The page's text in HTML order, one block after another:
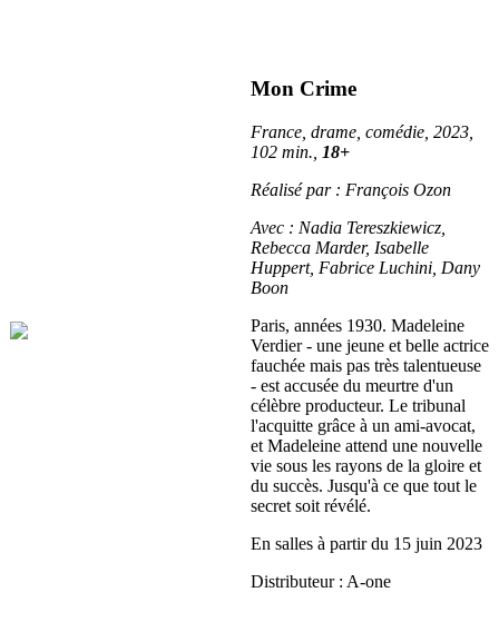
Mon Crime
France, drame, comédie, 2023,
102 min.,
18+
Réalisé par : François Ozon
Avec : Nadia Tereszkiewicz,
Rebecca Marder, Isabelle
Huppert, Fabrice Luchini, Dany
Boon
Paris, années 1930. Madeleine
Verdier - une jeune et belle actrice
fauchée mais pas très talentueuse
- est accusée du meurtre d'un
célèbre producteur. Le tribunal
l'acquitte grâce à un ami-avocat,
et Madeleine attend une nouvelle
vie sous les rayons de la gloire et
du succès. Jusqu'à ce que tout le
secret soit révélé.
En salles à partir du 15 juin 2023
Distributeur : A-one